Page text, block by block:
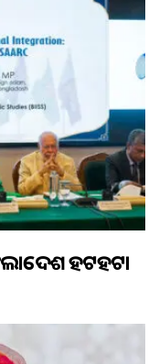
ହଟହଟା